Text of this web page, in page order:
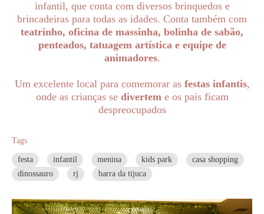
infantil, que conta com diversos brinquedos e
brincadeiras para todas as idades. Conta também com
teatrinho, oficina de massinha, bolinha de sabão,
penteados, tatuagem artística e equipe de
animadores.
Um excelente local para comemorar as festas infantis,
onde as crianças se divertem e os pais ficam
despreocupados
Tags
festa infantil menina kids park
casa shopping
dinossauro
rj barra da tijuca